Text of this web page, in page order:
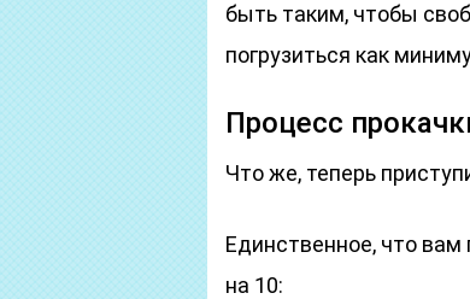
быть таким, чтобы
погрузиться как
Процесс
Что же, теперь
Единственное, что
на 10: